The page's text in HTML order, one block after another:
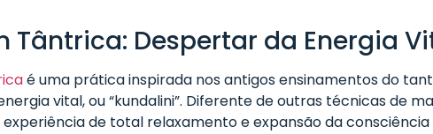
Tântrica: Despertar da Energia
é uma prática inspirada nos antigos ensinamentos do
vital, ou “kundalini”. Diferente de outras técnicas de
de total relaxamento e expansão da